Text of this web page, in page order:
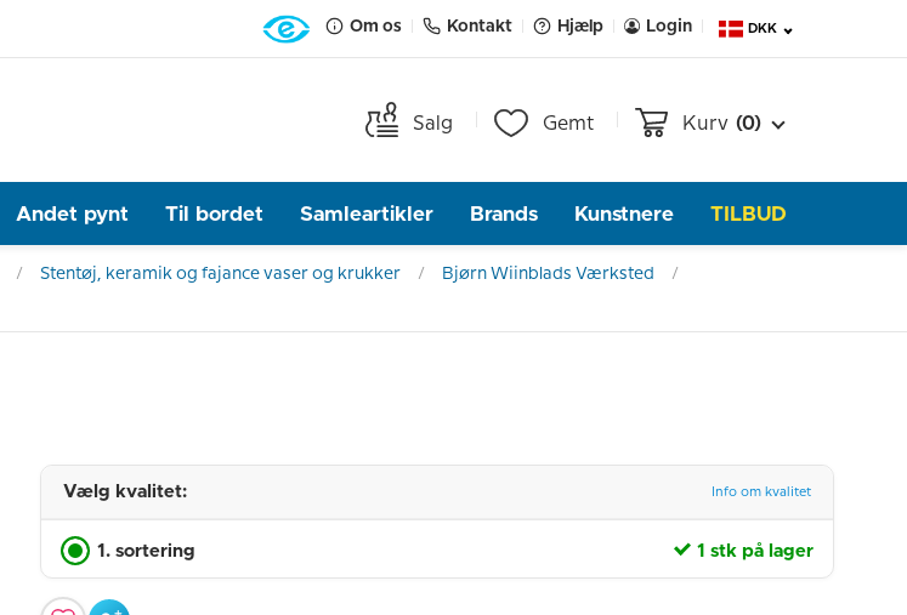
Om os Kontakt Hjælp Login DKK
Salg Gemt Kurv (0)
Andet pynt Til bordet Samleartikler Brands Kunstnere TILBUD
Stentøj, keramik og fajance vaser og krukker
Bjørn Wiinblads Værksted
Vælg kvalitet: Info om kvalitet
1. sortering 1 stk på lager